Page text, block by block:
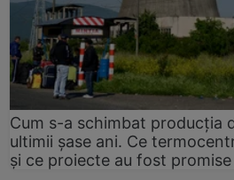
Cum s-a schimbat producția
ultimii șase ani. Ce
și ce proiecte au fost